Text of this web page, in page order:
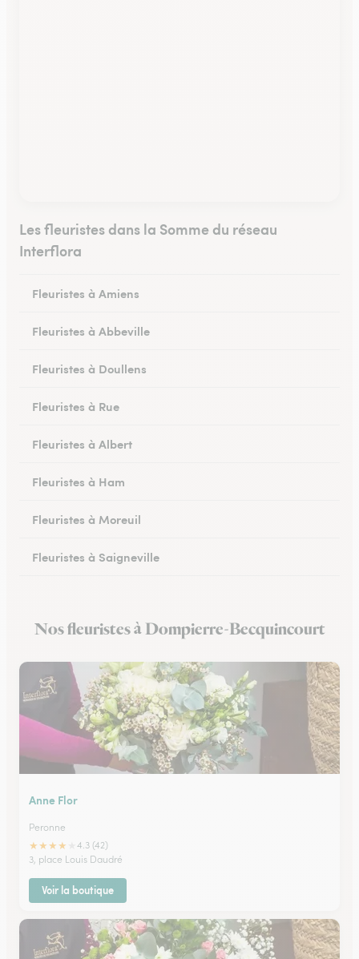
Les fleuristes dans la Somme du réseau
Interflora
Fleuristes à Amiens
Fleuristes à Abbeville
Fleuristes à Doullens
Fleuristes à Rue
Fleuristes à Albert
Fleuristes à Ham
Fleuristes à Moreuil
Fleuristes à Saigneville
Fleuristes à Corbie
Nos fleuristes à Dompierre-Becquincourt
Anne Flor
Peronne
★★★★
4.3 (42)
3, place Louis Daudré
Voir la boutique